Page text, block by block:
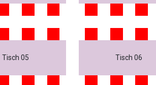
Tisch 05 Tisch 06